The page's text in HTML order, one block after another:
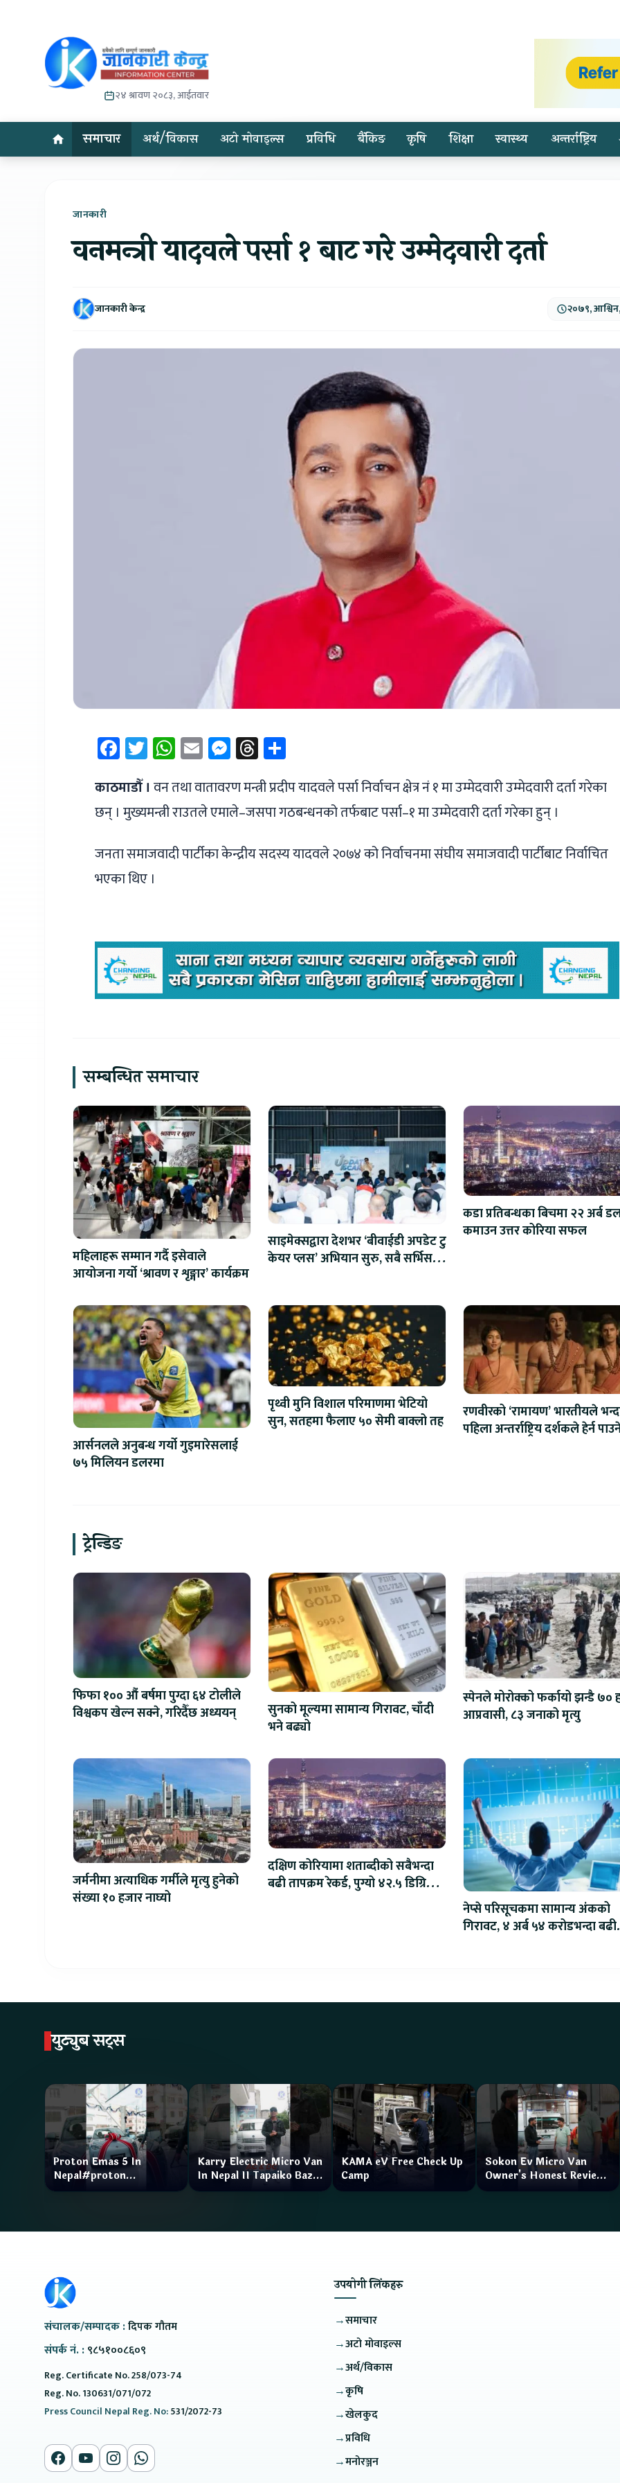
२४ श्रावण २०८३, आईतवार
समाचार अर्थ/विकास अटो मोवाइल्स प्रविधि बैंकिङ कृषि शिक्षा स्वास्थ्य अन्तर्राष्ट्रिय
जानकारी
वनमन्त्री यादवले पर्सा १ बाट गरे उम्मेदवारी दर्ता
जानकारी केन्द्र २०७९,
Facebook
Twitter
WhatsApp
EmailMessenger
Threads
काठमाडौँ । वन तथा वातावरण मन्त्री प्रदीप यादवले पर्सा निर्वाचन क्षेत्र नं १ मा उम्मेदवारी उम्मेदवारी दर्ता गरेका
छन् । मुख्यमन्त्री राउतले एमाले–जसपा गठबन्धनको तर्फबाट पर्सा–१ मा उम्मेदवारी दर्ता गरेका हुन् ।
जनता समाजवादी पार्टीका केन्द्रीय सदस्य यादवले २०७४ को निर्वाचनमा संघीय समाजवादी पार्टीबाट निर्वाचित
भएका थिए ।
सम्बन्धित समाचार
महिलाहरू सम्मान गर्दै इसेवाले
आयोजना गर्यो ‘श्रावण र शृङ्गार’ कार्यक्रम
साइमेक्सद्वारा देशभर ‘बीवाईडी अपडेट टु
केयर प्लस’ अभियान सुरु, सबै सर्भिस
कडा प्रतिबन्धका बिचमा २२ अर्ब
कमाउन उत्तर कोरिया सफल
आर्सनलले अनुबन्ध गर्यो गुइमारेसलाई
७५ मिलियन डलरमा
पृथ्वी मुनि विशाल परिमाणमा भेटियो
सुन, सतहमा फैलाए ५० सेमी बाक्लो तह
रणवीरको ‘रामायण’ भारतीयले
पहिला अन्तर्राष्ट्रिय दर्शकले हेर्न
ट्रेन्डिङ
फिफा १०० औं बर्षमा पुग्दा ६४ टोलीले
विश्वकप खेल्न सक्ने, गरिदैँछ अध्ययन्
सुनको मूल्यमा सामान्य गिरावट, चाँदी
भने बढ्यो
स्पेनले मोरोक्को फर्कायो झन्डै ७०
आप्रवासी, ८३ जनाको मृत्यु
जर्मनीमा अत्याधिक गर्मीले मृत्यु हुनेको
संख्या १० हजार नाघ्यो
दक्षिण कोरियामा शताब्दीको सबैभन्दा
बढी तापक्रम रेकर्ड, पुग्यो ४२.५ डिग्रि
नेप्से परिसूचकमा सामान्य अंकको
गिरावट, ४ अर्ब ५४ करोडभन्दा
युट्युब सट्स
Proton Emas 5 In
Nepal#proton
#protonemas5#protonnepal#evcarnepal
Karry Electric Micro Van
In Nepal II Tapaiko Bazar
II Jankari Kendra
KAMA eV Free Check Up
Camp
Sokon Ev Micro Van
Owner's Honest Review
How is the service?
संचालक/सम्पादक :दिपक गौतम
संपर्क नं. :९८५१००८६०९
Reg. Certificate No. 258/073-74
Reg. No. 130631/071/072
Press Council Nepal Reg. No:531/2072-73
उपयोगी लिंकहरु
→समाचार
→अटो मोवाइल्स
→अर्थ/विकास
→कृषि
→खेलकुद
→प्रविधि
→मनोरञ्जन